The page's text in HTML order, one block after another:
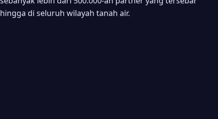
hingga di seluruh wilayah tanah air.